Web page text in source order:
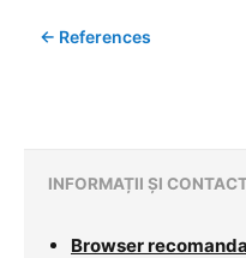
← References
INFORMAȚII ȘI
Browser